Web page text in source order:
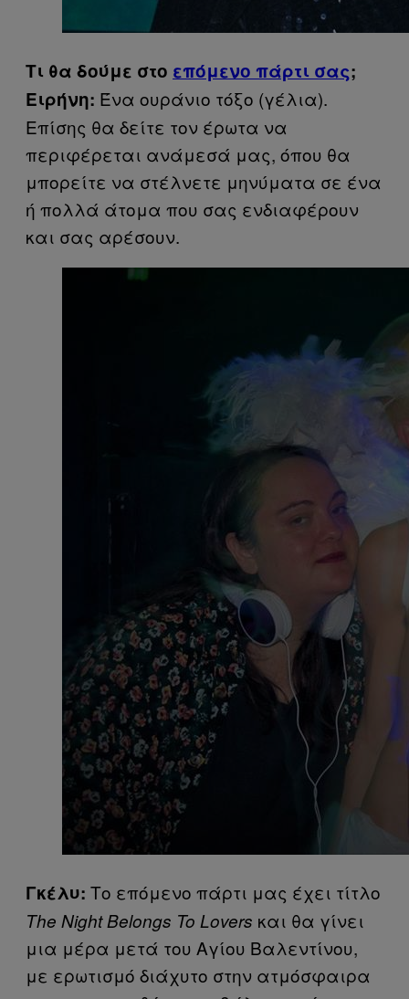
Τι θα δούμε στο επόμενο πάρτι σας;
Ειρήνη: Ένα ουράνιο τόξο (γέλια).
Επίσης θα δείτε τον έρωτα να
περιφέρεται ανάμεσά μας, όπου θα
μπορείτε να στέλνετε μηνύματα σε ένα
ή πολλά άτομα που σας ενδιαφέρουν
και σας αρέσουν.
Γκέλυ: Το επόμενο πάρτι μας έχει τίτλο
The Night Belongs To Lovers και θα γίνει
μια μέρα μετά του Αγίου Βαλεντίνου,
με ερωτισμό διάχυτο στην ατμόσφαιρα